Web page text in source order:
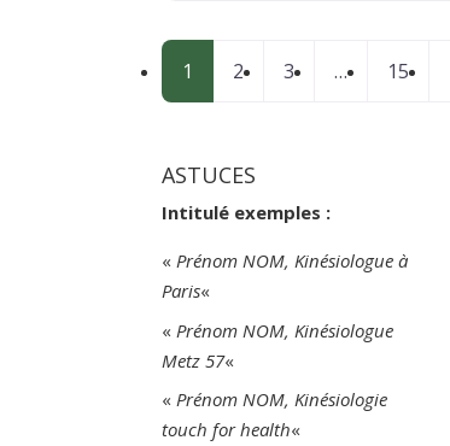
Posts
1 2 3 … 15
ASTUCES
Intitulé exemples :
«Prénom NOM, Kinésiologue à
Paris«
« Prénom NOM, Kinésiologue
Metz 57«
«Prénom NOM, Kinésiologie
touch for health«